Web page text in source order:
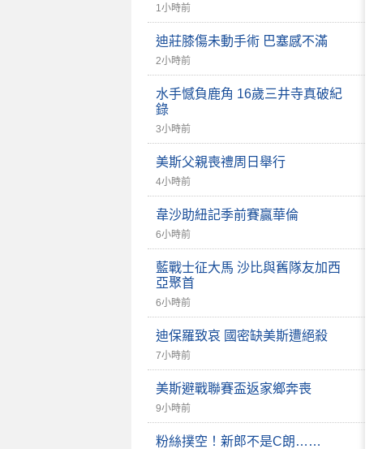
1小時前
迪莊膝傷未動手術 巴塞感不滿
2小時前
水手憾負鹿角 16歲三井寺真破紀
錄
3小時前
美斯父親喪禮周日舉行
4小時前
韋沙助紐記季前賽贏華倫
6小時前
藍戰士征大馬 沙比與舊隊友加西
亞聚首
6小時前
迪保羅致哀 國密缺美斯遭絕殺
7小時前
美斯避戰聯賽盃返家鄉奔喪
9小時前
粉絲撲空！新郎不是C朗……